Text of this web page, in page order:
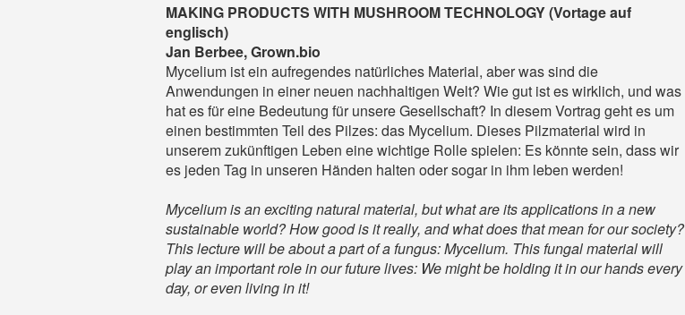
MAKING PRODUCTS WITH MUSHROOM TECHNOLOGY (Vortage auf
englisch)
Jan Berbee, Grown.bio
Mycelium ist ein aufregendes natürliches Material, aber was sind die
Anwendungen in einer neuen nachhaltigen Welt? Wie gut ist es wirklich, und was
hat es für eine Bedeutung für unsere Gesellschaft? In diesem Vortrag geht es um
einen bestimmten Teil des Pilzes: das Mycelium. Dieses Pilzmaterial wird in
unserem zukünftigen Leben eine wichtige Rolle spielen: Es könnte sein, dass wir
es jeden Tag in unseren Händen halten oder sogar in ihm leben werden!
Mycelium is an exciting natural material, but what are its applications in a new
sustainable world? How good is it really, and what does that mean for our society?
This lecture will be about a part of a fungus: Mycelium. This fungal material will
play an important role in our future lives: We might be holding it in our hands every
day, or even living in it!